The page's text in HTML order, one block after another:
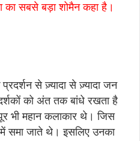
सबसे बड़ा शोमैन कहा है।
से ज़्यादा से ज़्यादा जन
को अंत तक बांधे रखता है
भी महान कलाकार थे। जिस
में समा जाते थे। इसलिए उनका